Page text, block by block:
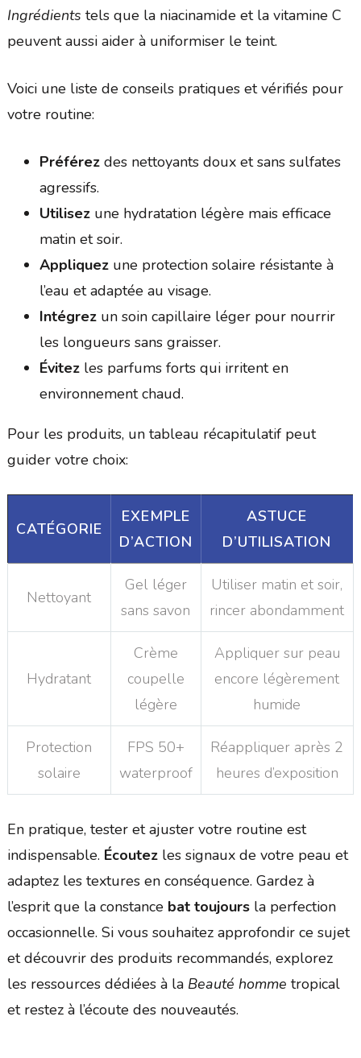
Ingrédients tels que la niacinamide et la vitamine C
peuvent aussi aider à uniformiser le teint.
Voici une liste de conseils pratiques et vérifiés pour
votre routine:
Préférezdes nettoyants doux et sans sulfates
agressifs.
Utilisezune hydratation légère mais efficace
matin et soir.
Appliquezune protection solaire résistante à
l’eau et adaptée au visage.
Intégrezun soin capillaire léger pour nourrir
les longueurs sans graisser.
Évitezles parfums forts qui irritent en
environnement chaud.
Pour les produits, un tableau récapitulatif peut
guider votre choix:
CATÉGORIE
EXEMPLE
D’ACTION
ASTUCE
D’UTILISATION
Nettoyant
Gel léger
sans savon
Utiliser matin et soir,
rincer abondamment
Hydratant
Crème
coupelle
légère
Appliquer sur peau
encore légèrement
humide
Protection
solaire
FPS 50+
waterproof
Réappliquer après 2
heures d’exposition
En pratique, tester et ajuster votre routine est
indispensable. Écoutezles signaux de votre peau et
adaptez les textures en conséquence. Gardez à
l’esprit que la constance bat toujoursla perfection
occasionnelle. Si vous souhaitez approfondir ce sujet
et découvrir des produits recommandés, explorez
les ressources dédiées à la Beauté homme tropical
et restez à l’écoute des nouveautés.